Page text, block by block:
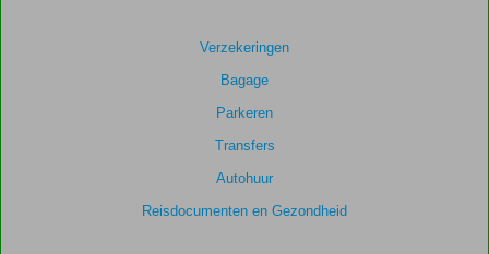
Verzekeringen
Bagage
Parkeren
Transfers
Autohuur
Reisdocumenten en Gezondheid